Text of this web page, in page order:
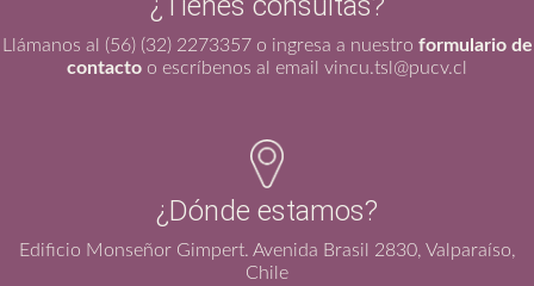
Llámanos al (56) (32) 2273357 o ingresa a nuestro formulario de
contacto o escríbenos al email vincu.tsl@pucv.cl
¿Dónde estamos?
Edificio Monseñor Gimpert. Avenida Brasil 2830, Valparaíso,
Chile